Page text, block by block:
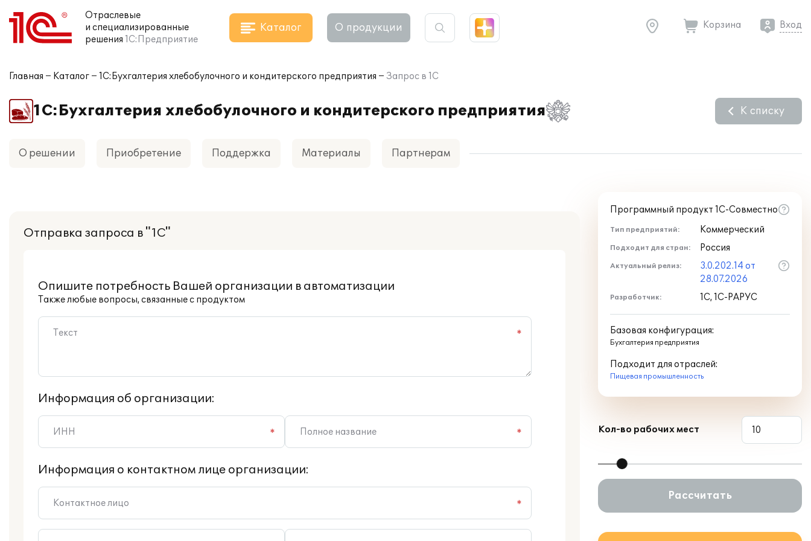
Отраслевые
и специализированные
решения 1С:Предприятие
Каталог О продукции Корзина Вход
Главная Каталог 1С:Бухгалтерия хлебобулочного и кондитерского предприятия Запрос в 1С
1С:Бухгалтерия хлебобулочного и кондитерского предприятия К списку
О решении Приобретение Поддержка Материалы Партнерам
Отправка запроса в "1С"
Опишите потребность Вашей организации в автоматизации
Также любые вопросы, связанные с продуктом
*
Информация об организации:
* *
Информация о контактном лице организации:
*
Программный продукт 1С-Совместно
Тип предприятий: Коммерческий
Подходит для стран: Россия
Актуальный релиз:
3.0.202.14 от
28.07.2026
Разработчик: 1С, 1С-РАРУС
Базовая конфигурация:
Бухгалтерия предприятия
Подходит для отраслей:
Пищевая промышленность
Кол-во рабочих мест
Рассчитать